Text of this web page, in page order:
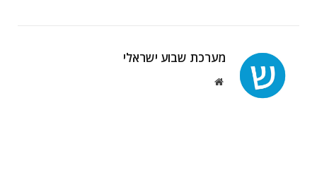
מערכת שבוע ישראלי
Website